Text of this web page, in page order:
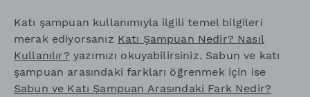
Katı şampuan kullanımıyla ilgili temel bilgileri
merak ediyorsanız Katı Şampuan Nedir? Nasıl
Kullanılır? yazımızı okuyabilirsiniz. Sabun ve katı
şampuan arasındaki farkları öğrenmek için ise
Sabun ve Katı Şampuan Arasındaki Fark Nedir?